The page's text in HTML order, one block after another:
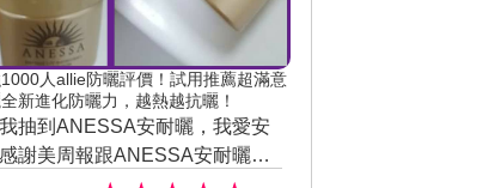
人allie防曬評價！試用推薦超滿意
新進化防曬力，越熱越抗曬！
抽到ANESSA安耐曬，我愛安
謝美周報跟ANESSA安耐曬給